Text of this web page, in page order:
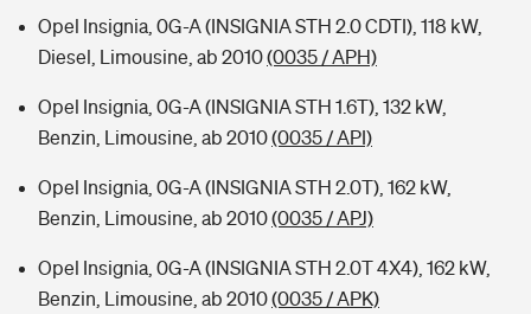
Opel Insignia, 0G-A (INSIGNIA STH 2.0 CDTI), 118 kW,
Diesel, Limousine, ab 2010(0035 / APH)
Opel Insignia, 0G-A (INSIGNIA STH 1.6T), 132 kW,
Benzin, Limousine, ab 2010(0035 / API)
Opel Insignia, 0G-A (INSIGNIA STH 2.0T), 162 kW,
Benzin, Limousine, ab 2010(0035 / APJ)
Opel Insignia, 0G-A (INSIGNIA STH 2.0T 4X4), 162 kW,
Benzin, Limousine, ab 2010(0035 / APK)